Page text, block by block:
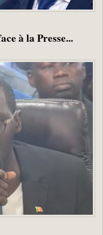
à la Presse...